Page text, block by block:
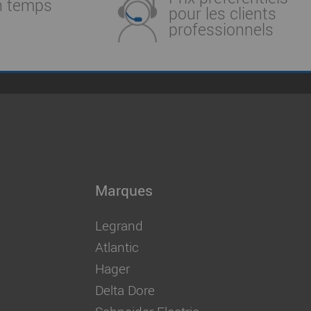
temps pour les clients
professionnels
Marques
Legrand
Atlantic
Hager
Delta Dore